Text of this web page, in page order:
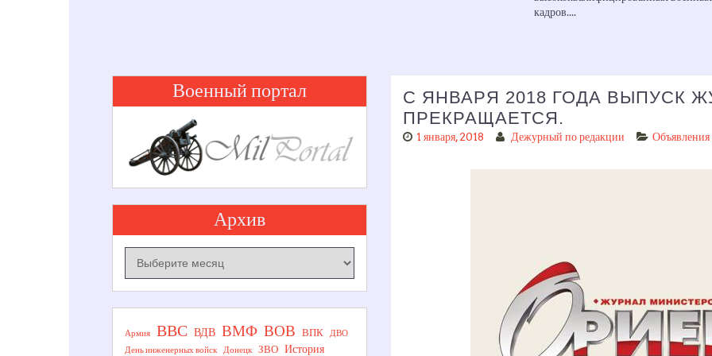
С ЯНВАРЯ 2018 ГОДА ВЫПУСК
ПРЕКРАЩАЕТСЯ.
1 января, 2018 Дежурный по редакции Объявления
Военный портал
Архив
Армия ВВС ВДВ ВМФ ВОВ ВПК
ДВО
День инженерных войск
Донецк ЗВО История